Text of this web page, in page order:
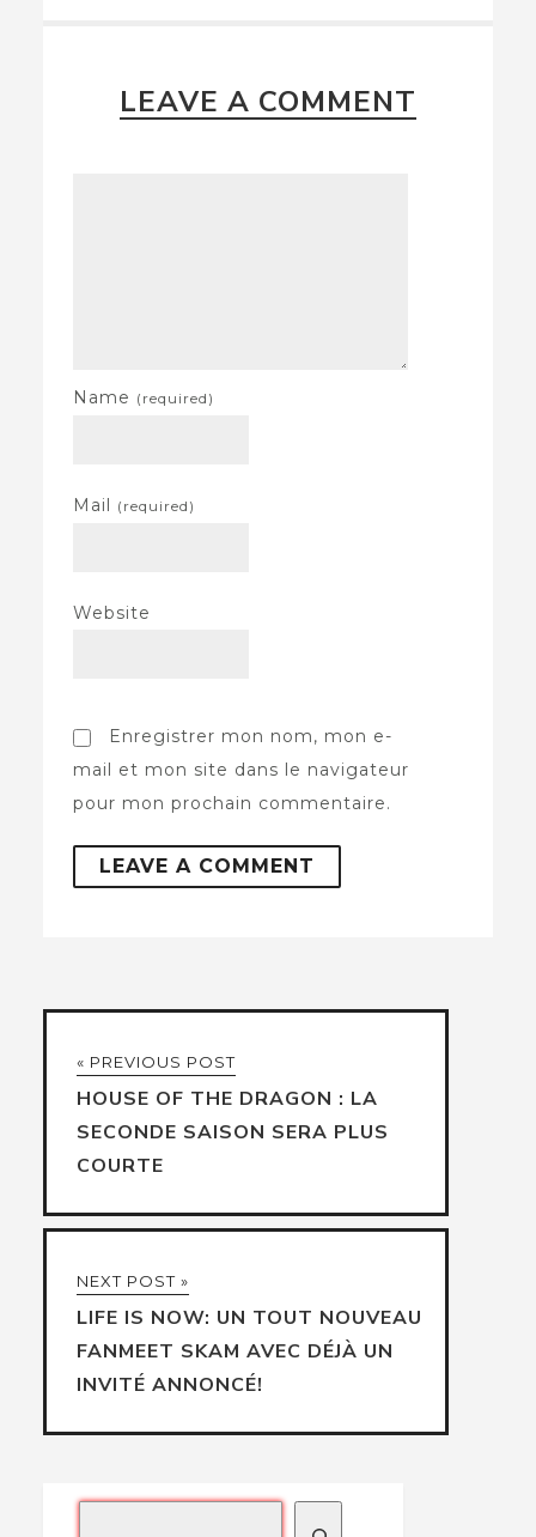
LEAVE A COMMENT
Name (required)
Mail (required)
Website
Enregistrer mon nom, mon e-
mail et mon site dans le navigateur
pour mon prochain commentaire.
« PREVIOUS POST
HOUSE OF THE DRAGON : LA
SECONDE SAISON SERA PLUS
COURTE
NEXT POST »
LIFE IS NOW: UN TOUT NOUVEAU
FANMEET SKAM AVEC DÉJÀ UN
INVITÉ ANNONCÉ!